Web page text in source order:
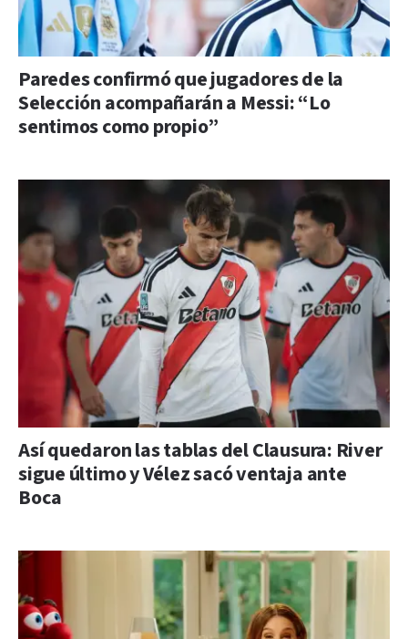
Paredes confirmó que jugadores de la
Selección acompañarán a Messi: “Lo
sentimos como propio”
Así quedaron las tablas del Clausura: River
sigue último y Vélez sacó ventaja ante
Boca